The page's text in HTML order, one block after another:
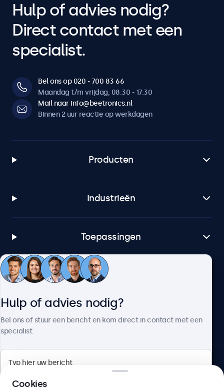
Hulp of advies nodig?
Direct contact met een
specialist.
Bel ons op 020 - 700 83 66
Maandag t/m vrijdag, 08:30 - 17:30
Mail naar info@beetronics.nl
Binnen 2 uur reactie op werkdagen
Producten
Industrieën
Toepassingen
Klantenservice
Hulp of advies nodig?
Bel ons of stuur een bericht en kom direct in contact met een
specialist.
Cookies